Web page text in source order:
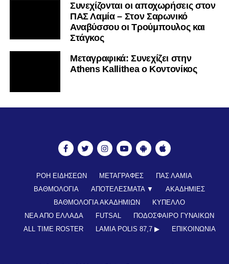
Συνεχίζονται οι αποχωρήσεις στον
ΠΑΣ Λαμία – Στον Σαρωνικό
Αναβύσσου οι Τρούμπουλος και
Στάγκος
Mεταγραφικά: Συνεχίζει στην
Athens Kallithea ο Κοντονίκος
ΡΟΗ ΕΙΔΗΣΕΩΝ ΜΕΤΑΓΡΑΦΕΣ
ΠΑΣ ΛΑΜΙΑ
ΒΑΘΜΟΛΟΓΙΑ
ΑΠΟΤΕΛΕΣΜΑΤΑ ▼
ΑΚΑΔΗΜΙΕΣ
ΒΑΘΜΟΛΟΓΙΑ ΑΚΑΔΗΜΙΩΝ
ΚΥΠΕΛΛΟ
ΝΕΑ ΑΠΟ ΕΛΛΑΔΑ
FUTSAL
ΠΟΔΟΣΦΑΙΡΟ ΓΥΝΑΙΚΩΝ
ALL TIME ROSTER
LAMIA POLIS 87,7 ▶︎ ΕΠΙΚΟΙΝΩΝΊΑ